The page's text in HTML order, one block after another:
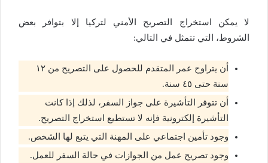
لا يمكن استخراج التصريح الأمني لتركيا إلا بتوافر بعض
الشروط، التي تتمثل في التالي:
أن يتراوح عمر المتقدم للحصول على التصريح من ١٢
سنة حتى ٤٥ سنة.
أن تتوفر التأشيرة على جواز السفر، لذلك إذا كانت
التأشيرة إلكترونية فإنه لا تستطيع استخراج التصريح.
وجود تأمين اجتماعي على المهنة التي يتبع لها الشخص.
وجود تصريح عمل من الجوازات في حالة السفر للعمل.